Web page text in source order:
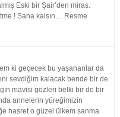
Eski bir Şair’den miras.
! Sana kalsın… Resme
ki geçecek bu yaşananlar da
sevdiğim kalacak bende bir de
mavisi gözleri belki bir de bir
annelerin yüreğimizin
hasret o güzel ülkem sanma